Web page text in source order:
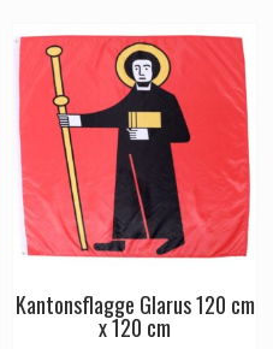
Kantonsflagge Glarus 120 cm
x 120 cm